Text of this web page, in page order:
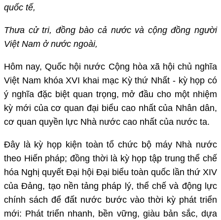
quốc tế,
Thưa cử tri, đồng bào cả nước và cộng đồng người
Việt Nam ở nước ngoài,
Hôm nay, Quốc hội nước Cộng hòa xã hội chủ nghĩa
Việt Nam khóa XVI khai mạc Kỳ thứ Nhất - kỳ họp có
ý nghĩa đặc biệt quan trọng, mở đầu cho một nhiệm
kỳ mới của cơ quan đại biểu cao nhất của Nhân dân,
cơ quan quyền lực Nhà nước cao nhất của nước ta.
Đây là kỳ họp kiện toàn tổ chức bộ máy Nhà nước
theo Hiến pháp; đồng thời là kỳ họp tập trung thể chế
hóa Nghị quyết Đại hội Đại biểu toàn quốc lần thứ XIV
của Đảng, tạo nền tảng pháp lý, thể chế và động lực
chính sách để đất nước bước vào thời kỳ phát triển
mới: Phát triển nhanh, bền vững, giàu bản sắc, dựa